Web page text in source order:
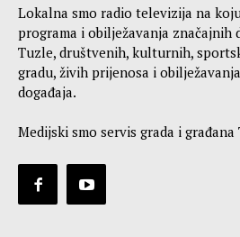
Lokalna smo radio televizija na
programa i obilježavanja značajnih
Tuzle, društvenih, kulturnih,
gradu, živih prijenosa i
događaja.
Medijski smo servis grada i